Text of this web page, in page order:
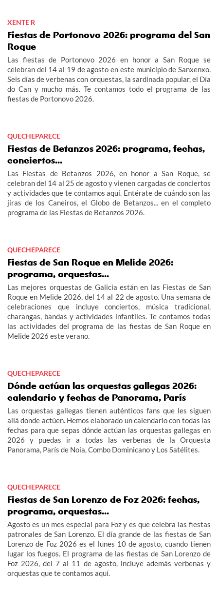
XENTE R
Fiestas de Portonovo 2026: programa del San
Roque
Las fiestas de Portonovo 2026 en honor a San Roque se
celebran del 14 al 19 de agosto en este municipio de Sanxenxo.
Seis días de verbenas con orquestas, la sardinada popular, el Día
do Can y mucho más. Te contamos todo el programa de las
fiestas de Portonovo 2026.
QUECHEPARECE
Fiestas de Betanzos 2026: programa, fechas,
conciertos...
Las Fiestas de Betanzos 2026, en honor a San Roque, se
celebran del 14 al 25 de agosto y vienen cargadas de conciertos
y actividades que te contamos aquí. Entérate de cuándo son las
jiras de los Caneiros, el Globo de Betanzos... en el completo
programa de las Fiestas de Betanzos 2026.
QUECHEPARECE
Fiestas de San Roque en Melide 2026:
programa, orquestas...
Las mejores orquestas de Galicia están en las Fiestas de San
Roque en Melide 2026, del 14 al 22 de agosto. Una semana de
celebraciones que incluye conciertos, música tradicional,
charangas, bandas y actividades infantiles. Te contamos todas
las actividades del programa de las fiestas de San Roque en
Melide 2026 este verano.
QUECHEPARECE
Dónde actúan las orquestas gallegas 2026:
calendario y fechas de Panorama, París
Las orquestas gallegas tienen auténticos fans que les siguen
allá donde actúen. Hemos elaborado un calendario con todas las
fechas para que sepas dónde actúan las orquestas gallegas en
2026 y puedas ir a todas las verbenas de la Orquesta
Panorama, París de Noia, Combo Dominicano y Los Satélites.
QUECHEPARECE
Fiestas de San Lorenzo de Foz 2026: fechas,
programa, orquestas...
Agosto es un mes especial para Foz y es que celebra las fiestas
patronales de San Lorenzo. El día grande de las fiestas de San
Lorenzo de Foz 2026 es el lunes 10 de agosto, cuando tienen
lugar los fuegos. El programa de las fiestas de San Lorenzo de
Foz 2026, del 7 al 11 de agosto, incluye además verbenas y
orquestas que te contamos aquí.